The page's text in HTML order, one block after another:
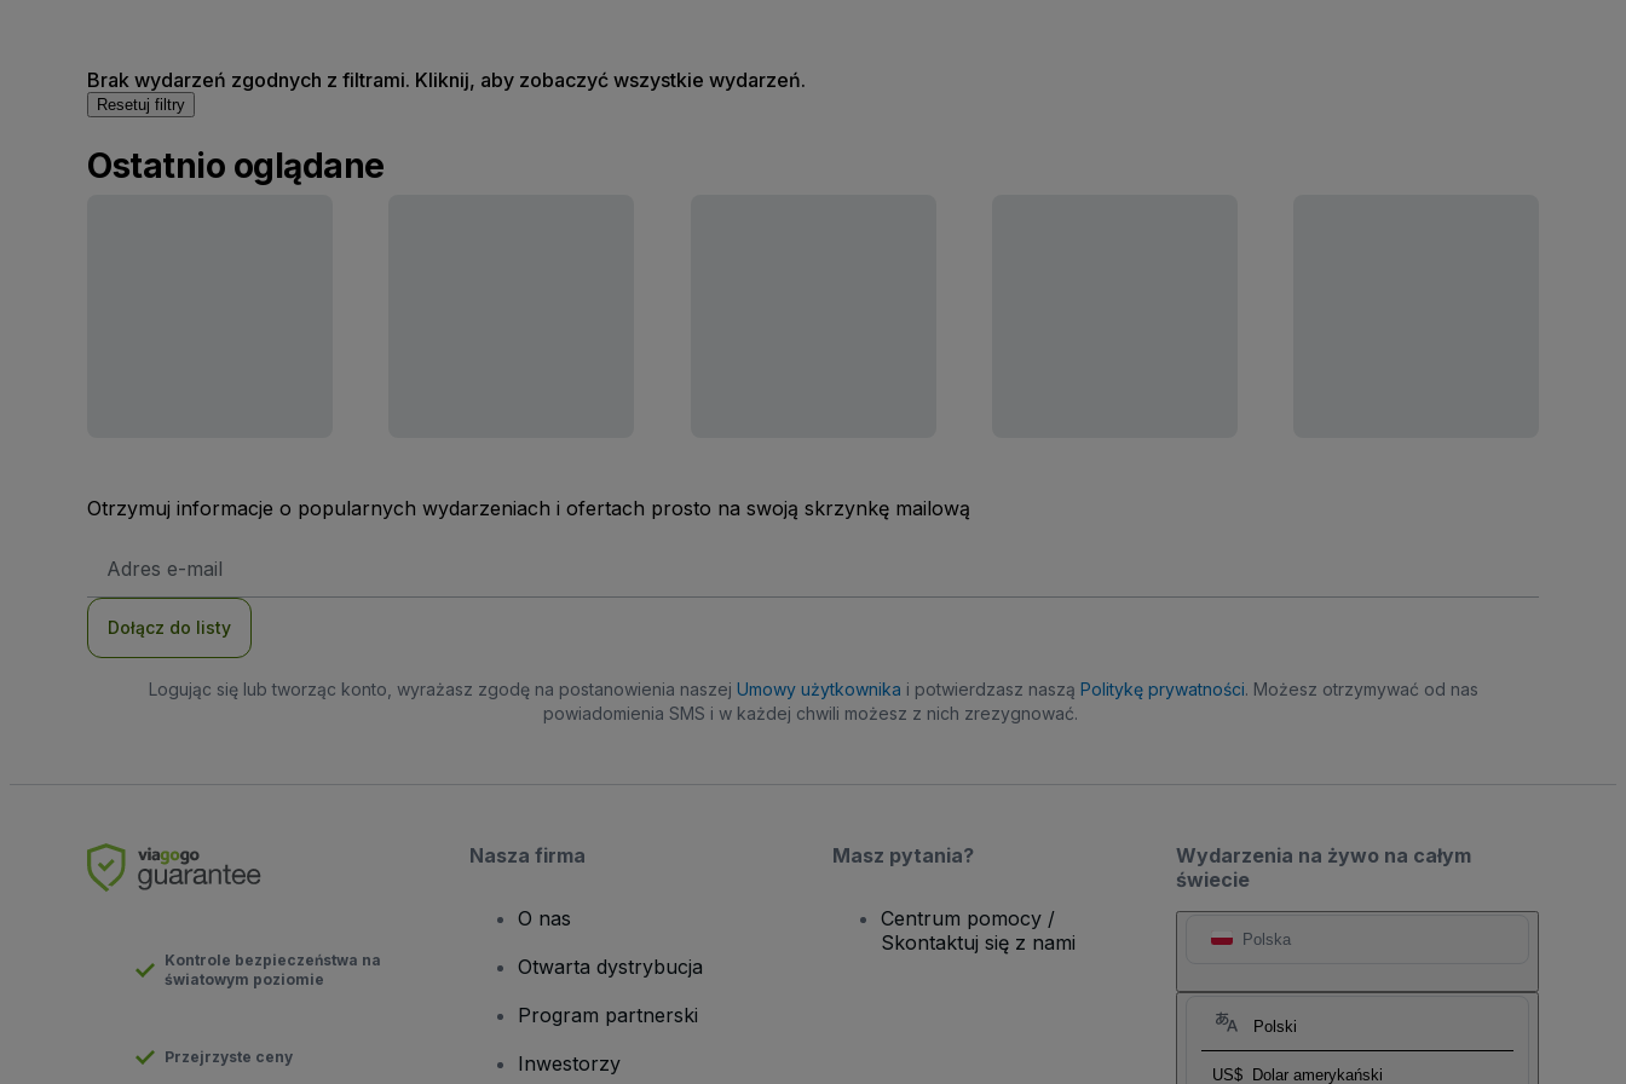
Brak wydarzeń zgodnych z filtrami. Kliknij, aby zobaczyć wszystkie wydarzeń.
Resetuj filtry
Ostatnio oglądane
Otrzymuj informacje o popularnych wydarzeniach i ofertach prosto na swoją skrzynkę mailową
e-
Dołącz do listy
Logując się lub tworząc konto, wyrażasz zgodę na postanowienia naszej Umowy użytkownika i potwierdzasz naszą Politykę prywatności. Możesz otrzymywać od nas
powiadomienia SMS i w każdej chwili możesz z nich zrezygnować.
Wydarzenia na żywo na całym
świecie
Polska
Polski
US$ Dolar amerykański
Kontrole bezpieczeństwa na
światowym poziomie
Przejrzyste ceny
Nasza firma
O nas
Otwarta dystrybucja
Program partnerski
Inwestorzy
Masz pytania?
Centrum pomocy /
Skontaktuj się z nami